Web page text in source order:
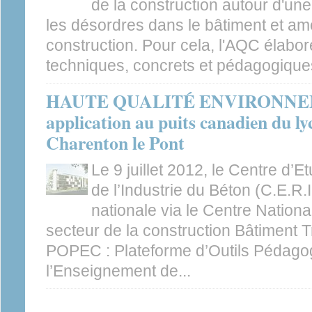
de la construction autour
les désordres dans le bâtiment et
construction. Pour cela, l'AQC
techniques, concrets et
HAUTE QUALITÉ
application au puits canadien du
Charenton le Pont
Le 9 juillet 2012, le Centre
de l’Industrie du Béton
nationale via le Centre
secteur de la construction Bâtiment
POPEC : Plateforme d’Outils
l’Enseignement de...